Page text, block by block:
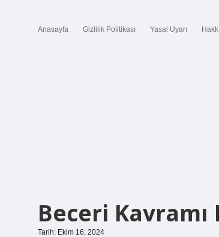
Anasayfa Gizlilik Politikası Yasal Uyarı
Beceri
Tarih: Ekim 16, 2024